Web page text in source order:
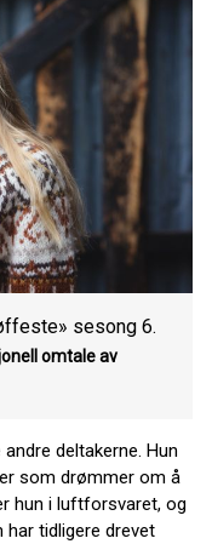
sesong 6.
omtale av
deltakerne. Hun
som drømmer om å
hun i luftforsvaret, og
tidligere drevet